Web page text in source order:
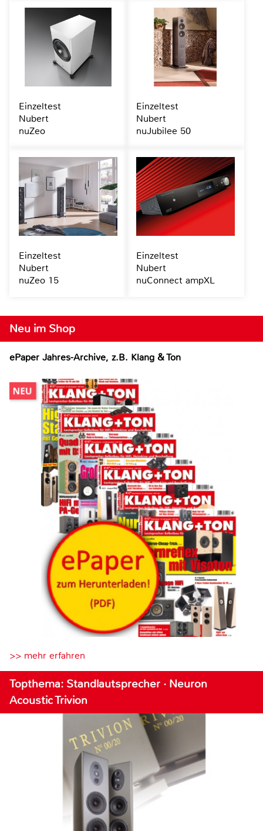
Neu im Shop
ePaper Jahres-Archive, z.B. Klang & Ton
>> mehr erfahren
Topthema: Standlautsprecher · Neuron
Acoustic Trivion
Einzeltest
Nubert
nuZeo
Einzeltest
Nubert
nuJubilee 50
Einzeltest
Nubert
nuZeo 15
Einzeltest
Nubert
nuConnect ampXL